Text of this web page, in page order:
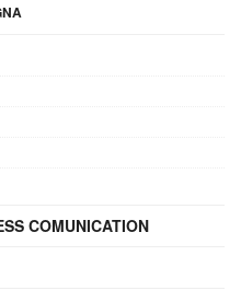
COMUNICATION